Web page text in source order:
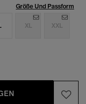
Größe Und Passform
XL XXL